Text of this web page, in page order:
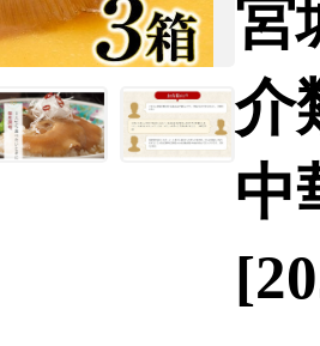
宮
介
中